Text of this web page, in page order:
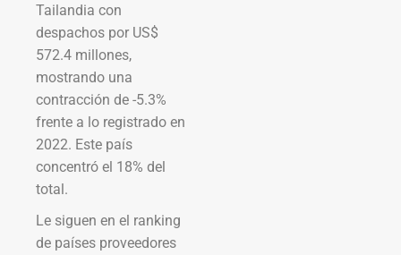
Tailandia con
despachos por US$
572.4 millones,
mostrando una
contracción de -5.3%
frente a lo registrado en
2022. Este país
concentró el 18% del
total.
Le siguen en el ranking
de países proveedores